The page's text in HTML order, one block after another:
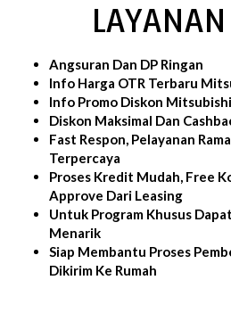
Angsuran Dan DP Ringan
Info Harga OTR Terbaru
Info Promo Diskon
Diskon Maksimal Dan
Fast Respon, Pelayanan
Terpercaya
Proses Kredit Mudah, Free
Approve Dari Leasing
Untuk Program Khusus
Menarik
Siap Membantu Proses
Dikirim Ke Rumah